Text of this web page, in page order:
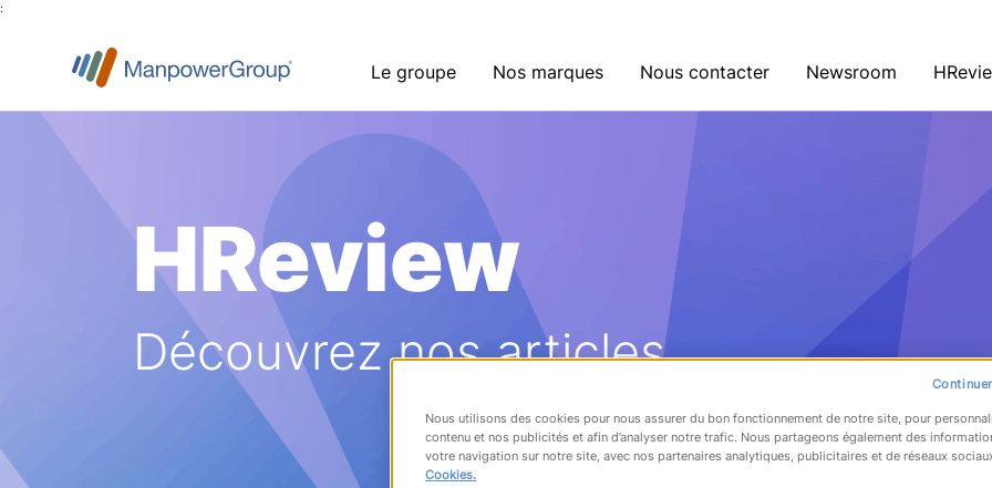
:
Le groupe Nos marques Nous contacter Newsroom
HReview
Découvrez nos articles.
Nous utilisons des cookies pour nous assurer du bon fonctionnement de notre site, pour
contenu et nos publicités et afin d’analyser notre trafic. Nous partageons également des
votre navigation sur notre site, avec nos partenaires analytiques, publicitaires et de réseaux
Cookies.